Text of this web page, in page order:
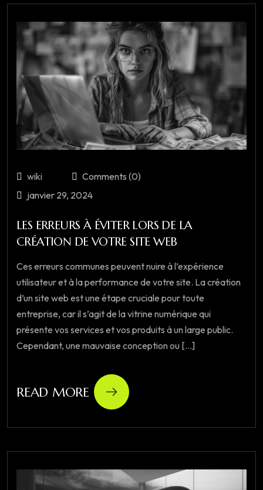
wiki
Comments (0)
janvier 29, 2024
LES ERREURS À ÉVITER LORS DE LA
CRÉATION DE VOTRE SITE WEB
Ces erreurs communes peuvent nuire à l’expérience
utilisateur et à la performance de votre site. La création
d’un site web est une étape cruciale pour toute
entreprise, car il s’agit de la vitrine numérique qui
présente vos services et vos produits à un large public.
Cependant, une mauvaise conception ou [...]
READ MORE